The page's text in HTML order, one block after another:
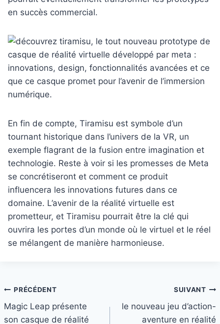
en succès commercial.
En fin de compte, Tiramisu est symbole d’un
tournant historique dans l’univers de la VR, un
exemple flagrant de la fusion entre imagination et
technologie. Reste à voir si les promesses de Meta
se concrétiseront et comment ce produit
influencera les innovations futures dans ce
domaine. L’avenir de la réalité virtuelle est
prometteur, et Tiramisu pourrait être la clé qui
ouvrira les portes d’un monde où le virtuel et le réel
se mélangent de manière harmonieuse.
Navigation
de
PRÉCÉDENT
Magic Leap présente
son casque de réalité
SUIVANT
le nouveau jeu d’action-
aventure en réalité